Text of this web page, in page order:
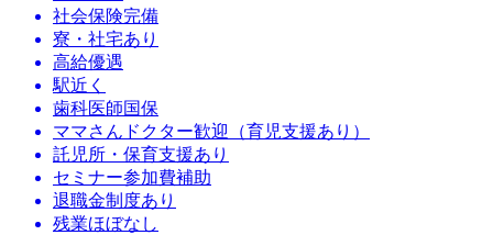
社会保険完備
寮・社宅あり
高給優遇
駅近く
歯科医師国保
ママさんドクター歓迎（育児支援あり）
託児所・保育支援あり
セミナー参加費補助
退職金制度あり
残業ほぼなし